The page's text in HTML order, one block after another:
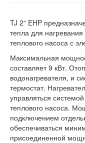
TJ 2“ EHP
тепла для
теплового насоса с
Максимальная
составляет 9 кВт.
водонагревателя, и
термостат.
управляться
теплового насоса.
подключением
обеспечиваться
присоединенной